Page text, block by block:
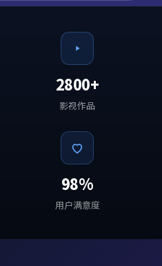
2800+
影视作品
98%
用户满意度